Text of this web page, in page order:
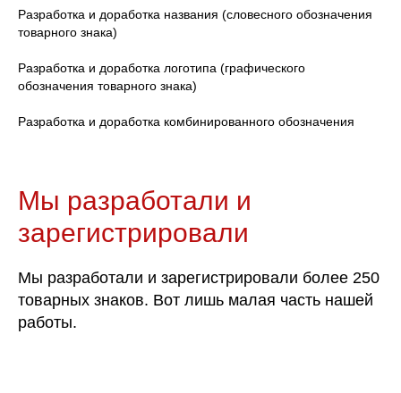
Разработка и доработка названия (словесного обозначения
товарного знака)
Разработка и доработка логотипа (графического
обозначения товарного знака)
Разработка и доработка комбинированного обозначения
Мы разработали и
зарегистрировали
Мы разработали и зарегистрировали более 250
товарных знаков. Вот лишь малая часть нашей
работы.